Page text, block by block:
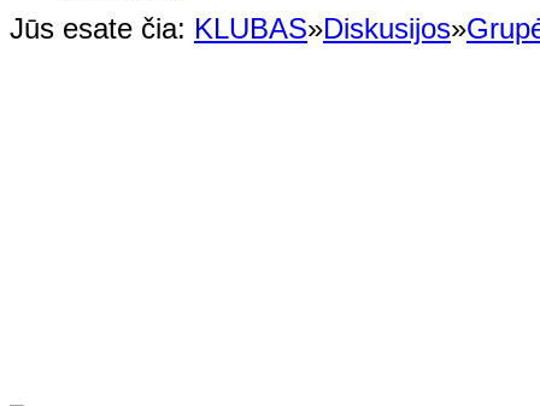
Jūs esate čia: KLUBAS»Diskusijos»